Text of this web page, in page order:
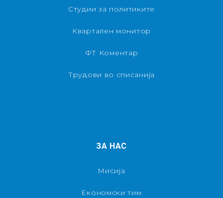
Студии за политиките
Квартален монитор
ФТ Коментар
Трудови во списанија
ЗА НАС
Мисија
Економски тим